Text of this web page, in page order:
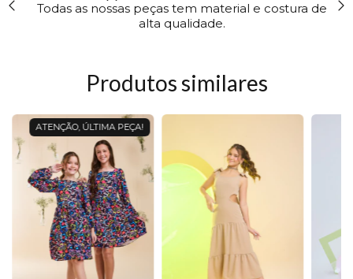
Todas as nossas peças tem material e costura de
alta qualidade.
Produtos similares
ATENÇÃO, ÚLTIMA PEÇA!